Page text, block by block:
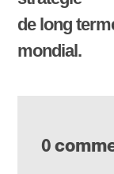
de long
mondial.
0